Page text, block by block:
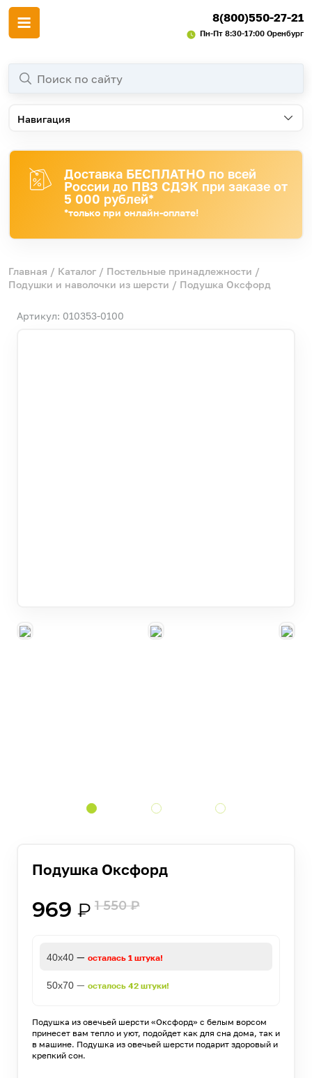
8(800)550-27-21
Пн-Пт 8:30-17:00 Оренбург
Навигация
Доставка БЕСПЛАТНО по всей
России до ПВЗ СДЭК при заказе от
5 000 рублей*
*только при онлайн-оплате!
Главная / Каталог / Постельные принадлежности /
Подушки и наволочки из шерсти / Подушка Оксфорд
Артикул: 010353-0100
Подушка Оксфорд
969 ₽ 1 550₽
40х40— осталась 1 штука!
50х70— осталось 42 штуки!
Подушка из овечьей шерсти «Оксфорд» с белым ворсом
принесет вам тепло и уют, подойдет как для сна дома, так и
в машине. Подушка из овечьей шерсти подарит здоровый и
крепкий сон.